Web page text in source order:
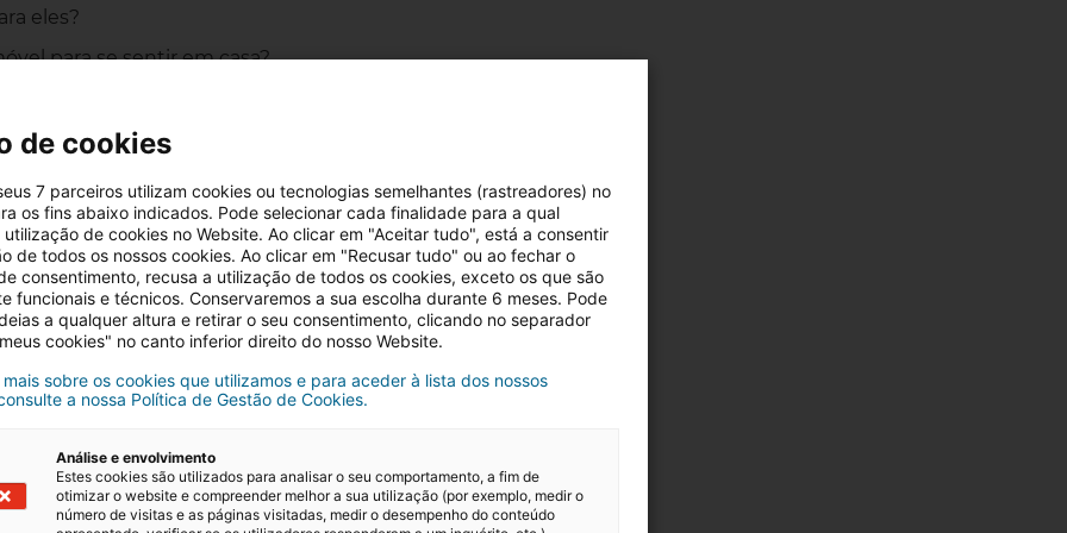
eles?
para se sentir em casa?
imóveis?
solução.)
um investimento inicial em capitais próprios,
ou não. Se decidir recorrer ao financiamento, é
geralmentecobre entre 80% e 90% do valor total do
encargos associados àaquisição com recurso a
a avaliação. Vale lembrar que existem exceções para
condições mais favoráveis, conforme as novas diretrizes
pacote de medidas para a habitação?
de cookies
7 parceiros utilizam cookies ou tecnologias semelhantes (rastreadores) no
os fins abaixo indicados. Pode selecionar cada finalidade para a qual
de cookies no Website. Ao clicar em "Aceitar tudo", está a consentir
de todos os nossos cookies. Ao clicar em "Recusar tudo" ou ao fechar o
consentimento, recusa a utilização de todos os cookies, exceto os que são
funcionais e técnicos. Conservaremos a sua escolha durante 6 meses. Pode
a qualquer altura e retirar o seu consentimento, clicando no separador
cookies" no canto inferior direito do nosso Website.
mais sobre os cookies que utilizamos e para aceder à lista dos nossos
a nossa Política de Gestão de Cookies.
Análise e envolvimento
Estes cookies são utilizados para analisar o seu comportamento, a fim de
otimizar o website e compreender melhor a sua utilização (por exemplo, medir o
número de visitas e as páginas visitadas, medir o desempenho do conteúdo